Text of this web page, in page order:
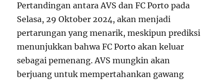
Pertandingan antara AVS dan FC Porto pada
Selasa, 29 Oktober 2024, akan menjadi
pertarungan yang menarik, meskipun prediksi
menunjukkan bahwa FC Porto akan keluar
sebagai pemenang. AVS mungkin akan
berjuang untuk mempertahankan gawang